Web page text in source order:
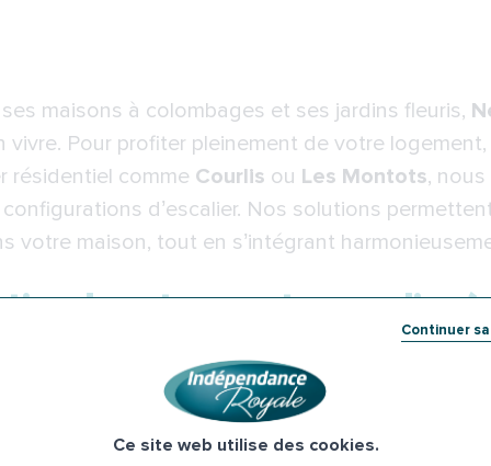
Continuer
Ce site web utilise des cookies.
maisons à colombages et ses jardins fleuris,
Pour profiter pleinement de votre
résidentiel comme Courlis ou Les Montots,
d’escalier. Nos solutions
votre maison, tout en s’intégrant
de votre monte-escalier à
de votre monte-escalier est simple et